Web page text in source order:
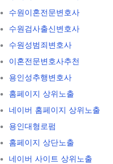
수원이혼전문변호사
수원검사출신변호사
수원성범죄변호사
이혼전문변호사추천
용인성추행변호사
홈페이지 상위노출
네이버 홈페이지 상위노출
용인대형로펌
홈페이지 상단노출
네이버 사이트 상위노출